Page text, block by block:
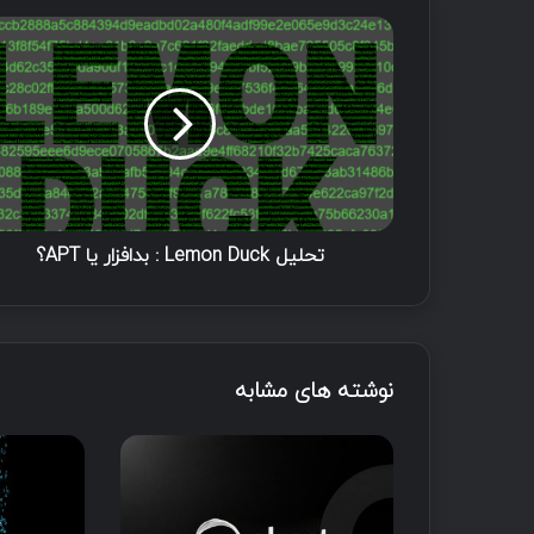
تحلیل Lemon Duck : بدافزار یا APT؟
نوشته های مشابه